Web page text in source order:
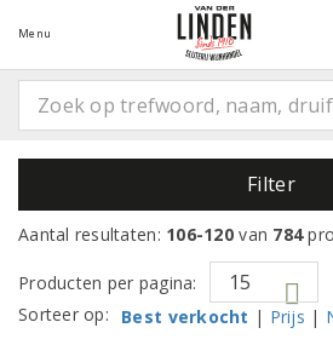
Menu
Filter
Aantal resultaten: 106-120van 784
Producten per pagina:
Sorteer op:
Best verkocht | Prijs |